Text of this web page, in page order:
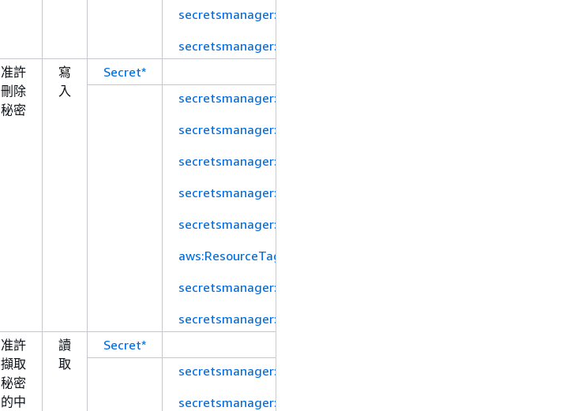
secretsmanager:SecretPrimaryRegion
secretsmanager:resource/Type
准許
刪除
秘密
寫
入
Secret*
secretsmanager:SecretId
secretsmanager:resource/AllowRotationLambdaArn
secretsmanager:RecoveryWindowInDays
secretsmanager:ForceDeleteWithoutRecovery
secretsmanager:ResourceTag/tag-key
aws:ResourceTag/${TagKey}
secretsmanager:SecretPrimaryRegion
secretsmanager:resource/Type
准許
擷取
秘密
的中
讀
取
Secret*
secretsmanager:SecretId
secretsmanager:resource/AllowRotationLambdaArn